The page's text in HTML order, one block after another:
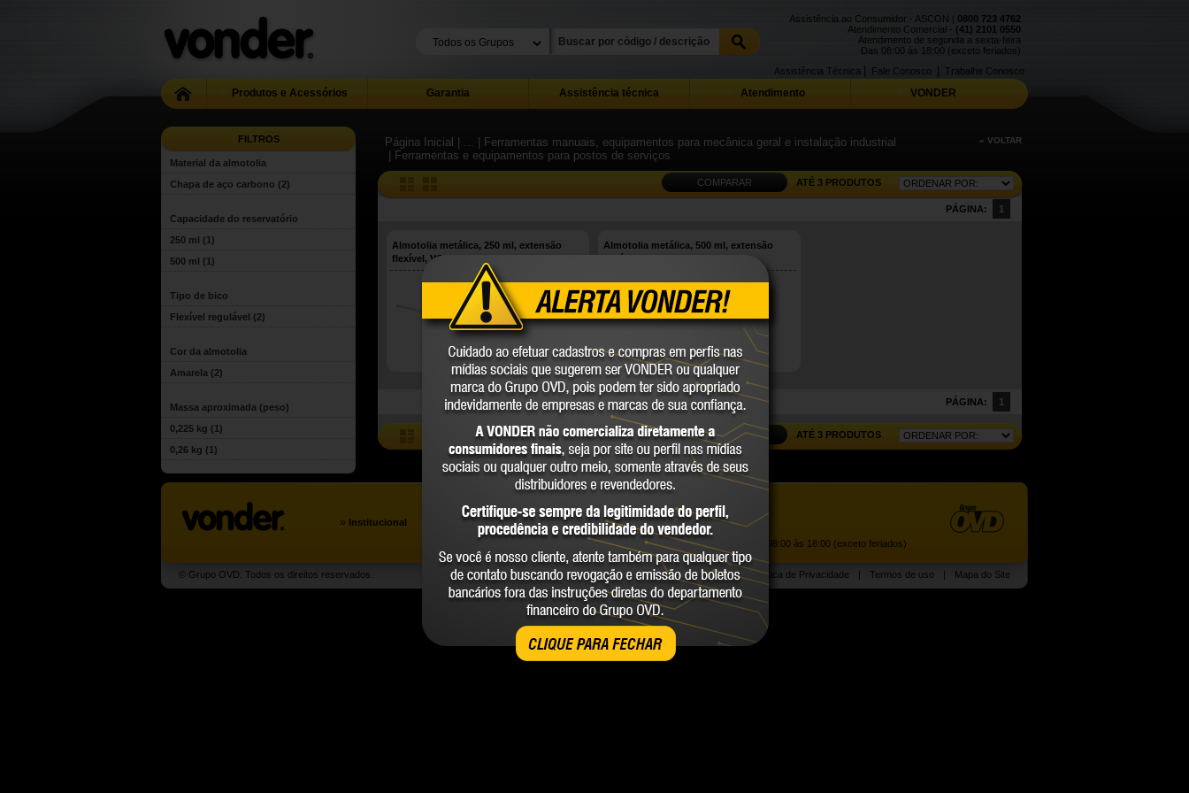
CLIQUE PARA FECHAR
Assistência ao Consumidor - ASCON | 0800 723 4762
Atendimento Comercial - (41) 2101 0550
Atendimento de segunda a sexta-feira
Das 08:00 às 18:00 (exceto feriados)
Trabalhe Conosco
Fale Conosco
Assistência Técnica
Produtos e Acessórios Garantia Assistência técnica Atendimento VONDER
FILTROS
Material da almotolia
Chapa de aço carbono (2)
Capacidade do reservatório
250 ml (1)
500 ml (1)
Tipo de bico
Flexível regulável (2)
Cor da almotolia
Amarela (2)
Massa aproximada (peso)
0,225 kg (1)
0,26 kg (1)
Página Inicial | ...
| Ferramentas manuais, equipamentos para mecânica geral e instalação industrial
| Ferramentas e equipamentos para postos de serviços
« VOLTAR
COMPARAR ATÉ 3 PRODUTOS
PÁGINA: 1
Almotolia metálica, 250 ml, extensão
flexível, VONDER
36.23.128.000
VONDER
Almotolia metálica, 500 ml, extensão
flexível, VONDER
36.23.156.000
VONDER
PÁGINA: 1
COMPARAR ATÉ 3 PRODUTOS
» Institucional Trabalhe Conosco
Assistência ao Consumidor |0800 723 4762
Atendimento Comercial: |(41) 2101 0550
Atendimento de segunda a sexta-feira, das 08:00 às 18:00 (exceto feriados)
© Grupo OVD. Todos os direitos reservados. Política de Privacidade | Termos de uso | Mapa do Site